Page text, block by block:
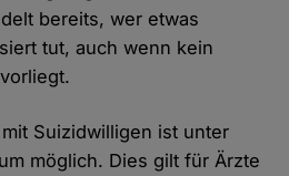
bereits, wer etwas
tut, auch wenn kein
Suizidwilligen ist unter
möglich. Dies gilt für Ärzte